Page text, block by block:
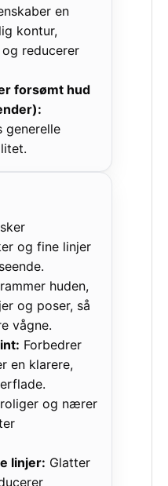
en
kontur,
reducerer
forsømt hud
generelle
og fine linjer
huden,
og poser, så
vågne.
Forbedrer
en klarere,
og nærer
linjer: Glatter